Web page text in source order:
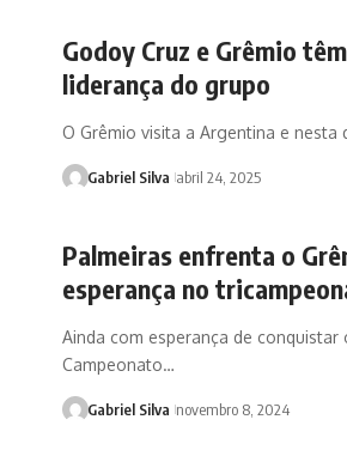
Godoy Cruz e Grêmio
liderança do grupo
O Grêmio visita a Argentina e
Gabriel Silva abril 24, 2025
Palmeiras enfrenta o
esperança no
Ainda com esperança de
Campeonato…
Gabriel Silva novembro 8, 2024